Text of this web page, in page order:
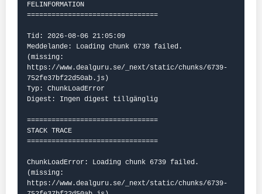
FELINFORMATION
================================
Tid: 2026-08-06 21:05:09
Meddelande: Loading chunk 6739 failed.
(missing:
https://www.dealguru.se/_next/static/chunks/6739-
752fe37bf22d50ab.js)
Typ: ChunkLoadError
Digest: Ingen digest tillgänglig
================================
STACK TRACE
================================
ChunkLoadError: Loading chunk 6739 failed.
(missing:
https://www.dealguru.se/_next/static/chunks/6739-